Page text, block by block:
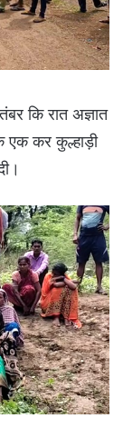
कि रात अज्ञात
एक कर कुल्हाड़ी